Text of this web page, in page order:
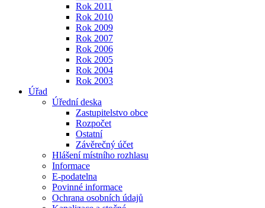
Rok 2011
Rok 2010
Rok 2009
Rok 2007
Rok 2006
Rok 2005
Rok 2004
Rok 2003
Úřad
Úřední deska
Zastupitelstvo obce
Rozpočet
Ostatní
Závěrečný účet
Hlášení místního rozhlasu
Informace
E-podatelna
Povinné informace
Ochrana osobních údajů